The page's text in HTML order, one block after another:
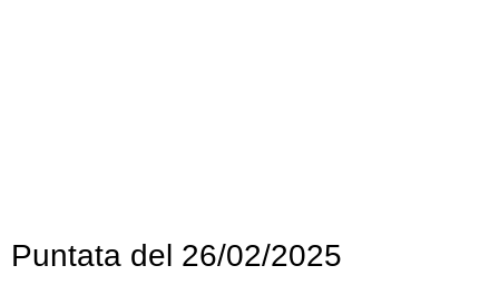
Puntata del 26/02/2025